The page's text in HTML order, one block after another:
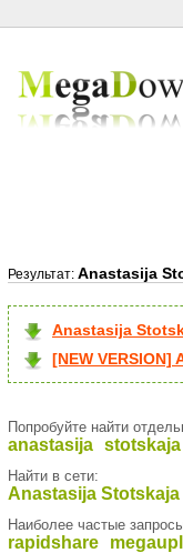
Результат: Anastasija
Anastasija
[NEW
Попробуйте найти
anastasija stotskaja
Найти в сети:
Anastasija Stotskaja
Наиболее частые
rapidshare